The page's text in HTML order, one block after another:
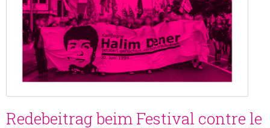
Redebeitrag beim Festival contre le